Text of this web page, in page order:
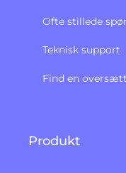
Ofte stillede
Teknisk support
Find en
Produkt